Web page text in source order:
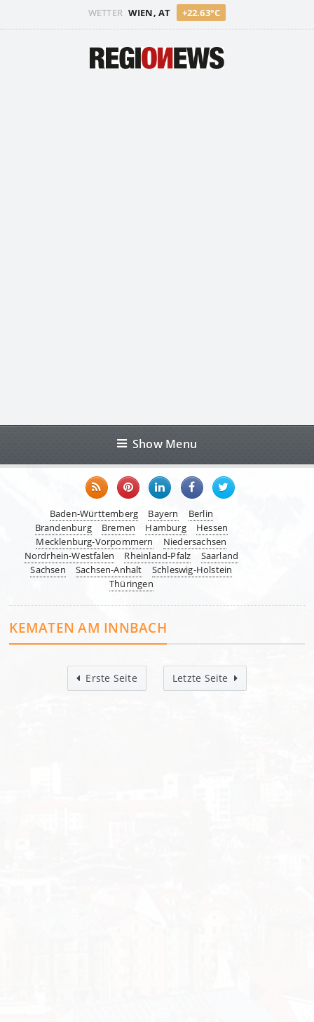
WETTER WIEN, AT +22.63°C
Show Menu
Baden-Württemberg Bayern
Berlin
Brandenburg
Bremen Hamburg
Hessen
Mecklenburg-Vorpommern
Niedersachsen
Nordrhein-Westfalen
Rheinland-Pfalz
Saarland
Sachsen
Sachsen-Anhalt
Schleswig-Holstein
Thüringen
KEMATEN AM INNBACH
Erste Seite Letzte Seite